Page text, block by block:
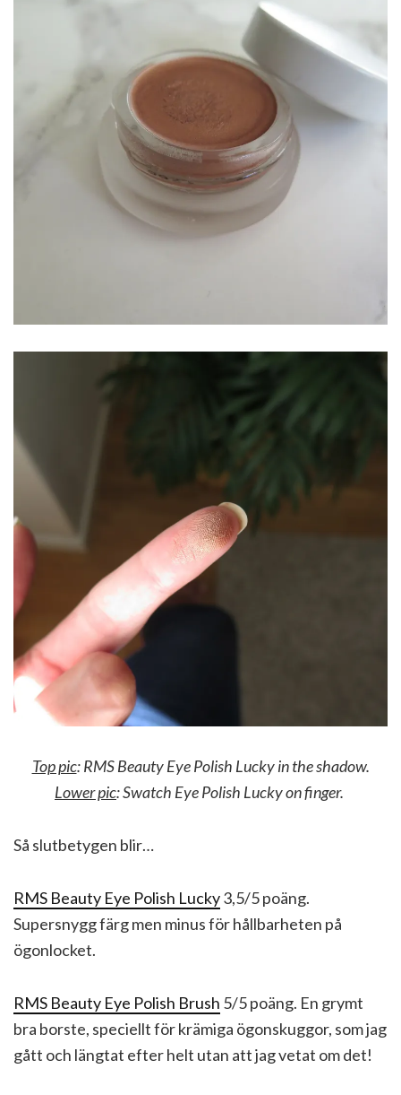
Top pic: RMS Beauty Eye Polish Lucky in the shadow.
Lower pic: Swatch Eye Polish Lucky on finger.
Så slutbetygen blir…
RMS Beauty Eye Polish Lucky3,5/5 poäng.
Supersnygg färg men minus för hållbarheten på
ögonlocket.
RMS Beauty Eye Polish Brush 5/5 poäng. En grymt
bra borste, speciellt för krämiga ögonskuggor, som jag
gått och längtat efter helt utan att jag vetat om det!